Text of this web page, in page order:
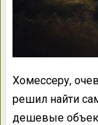
Хомессеру,
решил найти
дешевые